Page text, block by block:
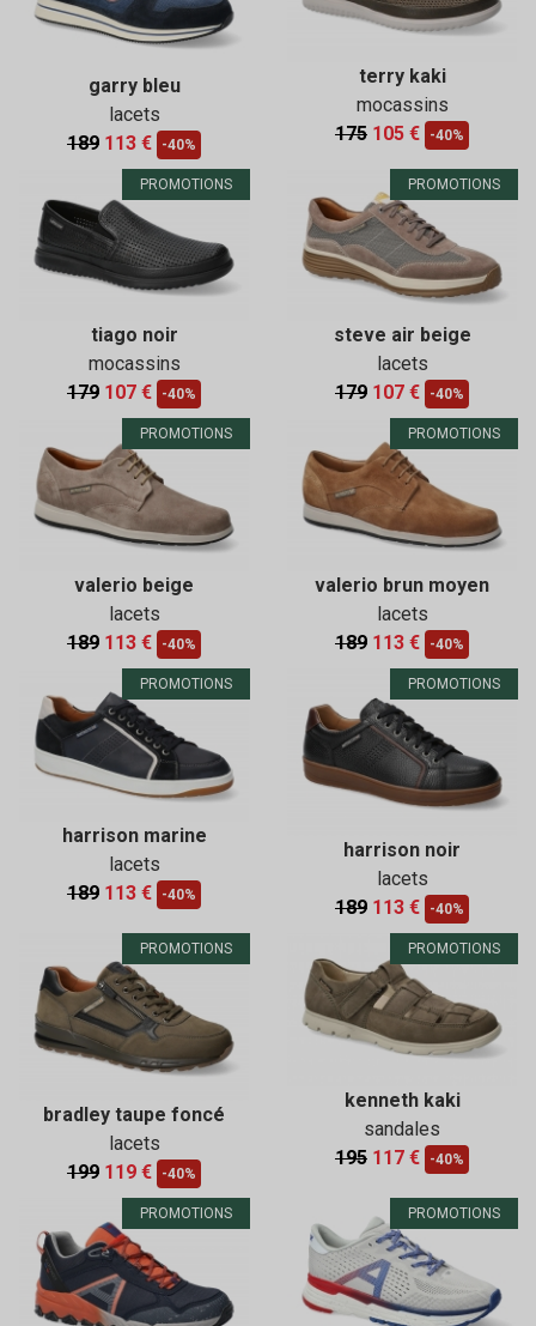
garry bleu
lacets
189 113 € -40%
terry kaki
mocassins
175 105 € -40%
PROMOTIONS
tiago noir
mocassins
179 107 € -40%
PROMOTIONS
steve air beige
lacets
179 107 € -40%
PROMOTIONS
valerio beige
lacets
189 113 € -40%
PROMOTIONS
valerio brun moyen
lacets
189 113 € -40%
PROMOTIONS
harrison marine
lacets
189 113 € -40%
PROMOTIONS
harrison noir
lacets
189 113 € -40%
PROMOTIONS
bradley taupe foncé
lacets
199 119 € -40%
PROMOTIONS
kenneth kaki
sandales
195 117 € -40%
PROMOTIONS PROMOTIONS